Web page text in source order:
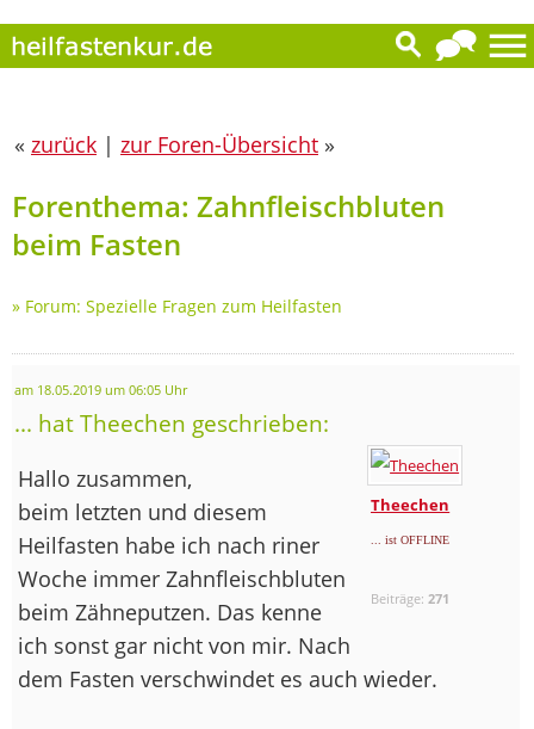
« zurück | zur Foren-Übersicht »
Forenthema: Zahnfleischbluten
beim Fasten
» Forum: Spezielle Fragen zum Heilfasten
am 18.05.2019 um 06:05 Uhr
... hat Theechen geschrieben:
Theechen
... ist OFFLINE
Beiträge: 271
Hallo zusammen,
beim letzten und diesem
Heilfasten habe ich nach riner
Woche immer Zahnfleischbluten
beim Zähneputzen. Das kenne
ich sonst gar nicht von mir. Nach
dem Fasten verschwindet es auch wieder.